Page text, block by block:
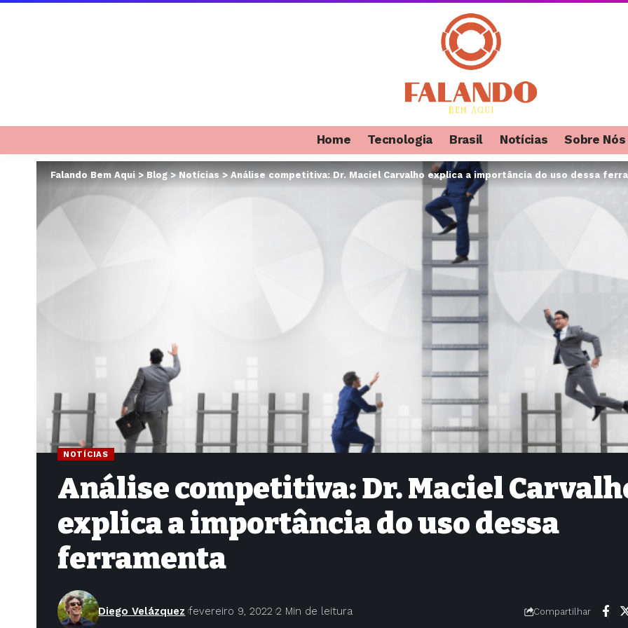
Home Tecnologia Brasil Notícias Sobre Nós
Falando Bem Aqui >Blog >Notícias> Análise competitiva: Dr. Maciel Carvalho explica a importância do uso dessa
NOTÍCIAS
Análise competitiva: Dr. Maciel
explica a importância do uso dessa
ferramenta
Diego Velázquez fevereiro 9, 2022 2 Min de leitura Compartilhar